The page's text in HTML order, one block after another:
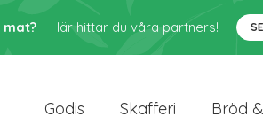
Här hittar du våra partners!
Godis Skafferi Bröd